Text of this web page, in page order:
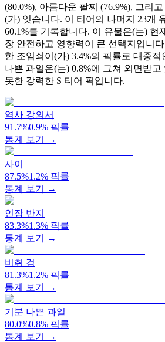
(80.0%), 아름다운 팔찌 (76.9%), 그리고
(가) 잇습니다. 이 티어의 나머지 23개
60.1%를 기록합니다. 이 유물은(는) 현
장 안전하고 영향력이 큰 선택지입니
한 조임쇠이(가) 3.4%의 픽률로 대중
나쁜 과일은(는) 0.8%에 그쳐 외면받
못한 강력한 S 티어 픽입니다.
역사 강의서
91.7%0.9% 픽률
통계 보기 →
사이
87.5%1.2% 픽률
통계 보기 →
인장 반지
83.3%1.3% 픽률
통계 보기 →
비취 검
81.3%1.2% 픽률
통계 보기 →
기분 나쁜 과일
80.0%0.8% 픽률
통계 보기 →